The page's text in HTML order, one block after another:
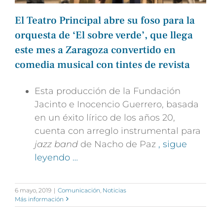
El Teatro Principal abre su foso para la
orquesta de ‘El sobre verde’, que llega
este mes a Zaragoza convertido en
comedia musical con tintes de revista
Esta producción de la Fundación
Jacinto e Inocencio Guerrero, basada
en un éxito lírico de los años 20,
cuenta con arreglo instrumental para
jazz band de Nacho de Paz , sigue
leyendo …
6 mayo, 2019 | Comunicación Noticias
Más información